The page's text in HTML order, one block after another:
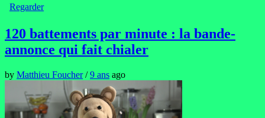
Regarder
120 battements par minute : la bande-
annonce qui fait chialer
by Matthieu Foucher/9 ans ago